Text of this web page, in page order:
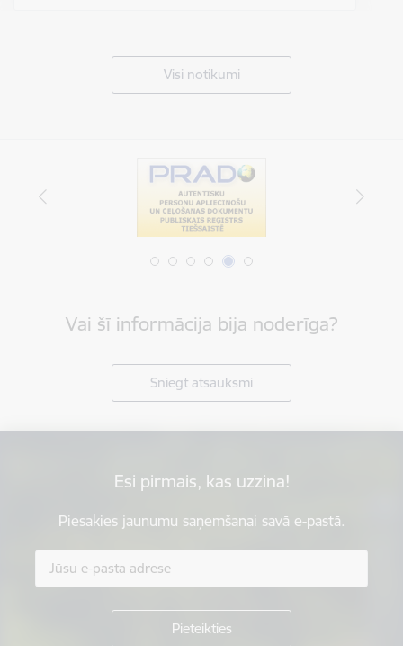
Visi notikumi
Vai šī informācija bija noderīga?
Sniegt atsauksmi
Esi pirmais, kas uzzina!
Piesakies jaunumu saņemšanai savā e-pastā.